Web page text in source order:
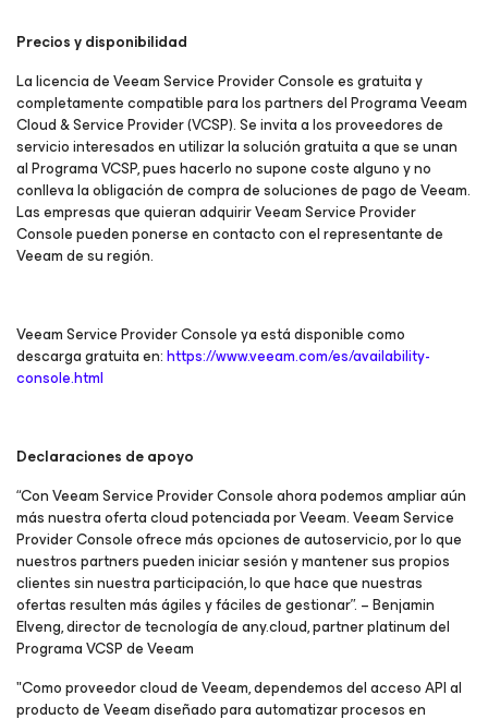
Precios y disponibilidad
La licencia de Veeam Service Provider Console es gratuita y
completamente compatible para los partners del Programa Veeam
Cloud & Service Provider (VCSP). Se invita a los proveedores de
servicio interesados en utilizar la solución gratuita a que se unan
al Programa VCSP, pues hacerlo no supone coste alguno y no
conlleva la obligación de compra de soluciones de pago de Veeam.
Las empresas que quieran adquirir Veeam Service Provider
Console pueden ponerse en contacto con el representante de
Veeam de su región.
Veeam Service Provider Console ya está disponible como
descarga gratuita en:https://www.veeam.com/es/availability-
console.html
Declaraciones de apoyo
“Con Veeam Service Provider Console ahora podemos ampliar aún
más nuestra oferta cloud potenciada por Veeam. Veeam Service
Provider Console ofrece más opciones de autoservicio, por lo que
nuestros partners pueden iniciar sesión y mantener sus propios
clientes sin nuestra participación, lo que hace que nuestras
ofertas resulten más ágiles y fáciles de gestionar”. – Benjamin
Elveng, director de tecnología de any.cloud, partner platinum del
Programa VCSP de Veeam
"Como proveedor cloud de Veeam, dependemos del acceso API al
producto de Veeam diseñado para automatizar procesos en